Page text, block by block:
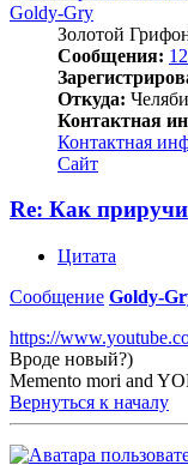
Goldy-Gry
Золотой
Сообщения:
Откуда:
Контактная
Контактная
Сайт
Re: Как
Цитата
Сообщение Goldy-
https://
Вроде новый?)
Memento mori and
Вернуться к началу